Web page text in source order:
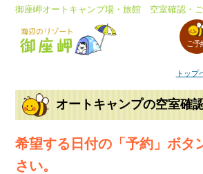
御座岬オートキャンプ場・旅館 空室確認・
ご予
トップ
オートキャンプの空室確
希望する日付の「予約」ボタ
さい。